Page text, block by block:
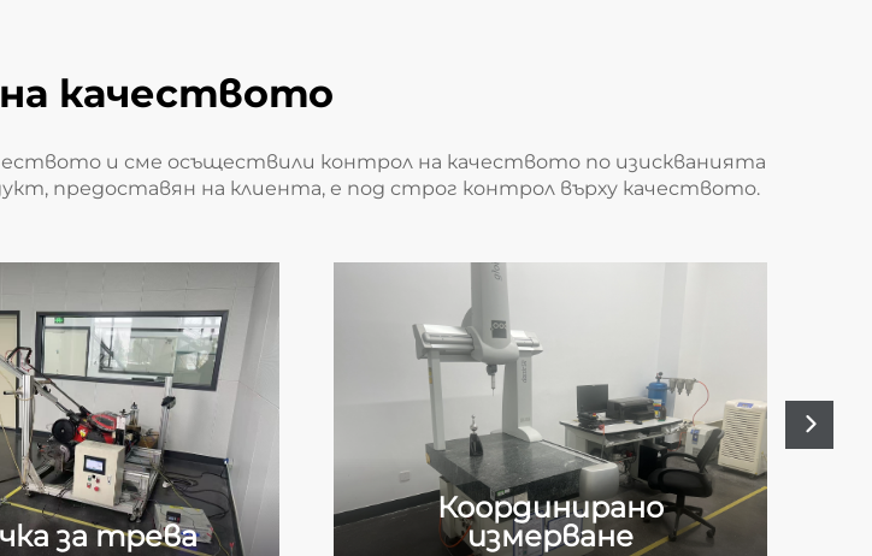
качеството
и сме осъществили контрол на качеството по изискванията
предоставян на клиента, е под строг контрол върху качеството.
за трева
Координирано
измерване